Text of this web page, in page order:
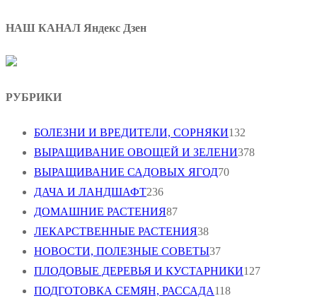
НАШ КАНАЛ Яндекс Дзен
РУБРИКИ
БОЛЕЗНИ И ВРЕДИТЕЛИ, СОРНЯКИ132
ВЫРАЩИВАНИЕ ОВОЩЕЙ И ЗЕЛЕНИ378
ВЫРАЩИВАНИЕ САДОВЫХ ЯГОД70
ДАЧА И ЛАНДШАФТ236
ДОМАШНИЕ РАСТЕНИЯ87
ЛЕКАРСТВЕННЫЕ РАСТЕНИЯ38
НОВОСТИ, ПОЛЕЗНЫЕ СОВЕТЫ37
ПЛОДОВЫЕ ДЕРЕВЬЯ И КУСТАРНИКИ127
ПОДГОТОВКА СЕМЯН, РАССАДА118